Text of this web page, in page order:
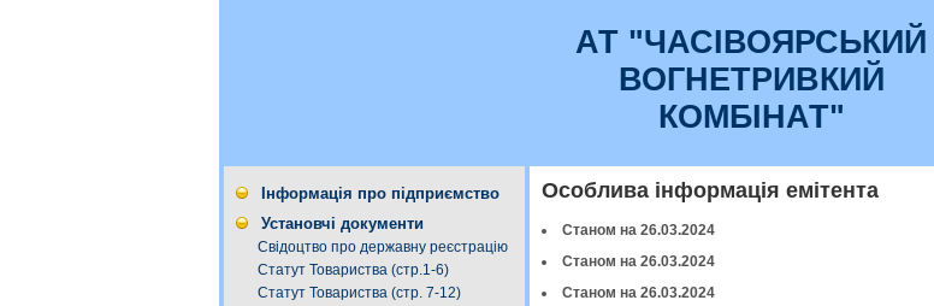
АТ "ЧАСIВОЯРСЬКИЙ
ВОГНЕТРИВКИЙ
КОМБIНАТ"
Інформація про підприємство
Установчі документи
Свідоцтво про державну реєстрацію
Статут Товариства (стр.1-6)
Статут Товариства (стр. 7-12)
Особлива інформація емітента
Станом на 26.03.2024
Станом на 26.03.2024
Станом на 26.03.2024